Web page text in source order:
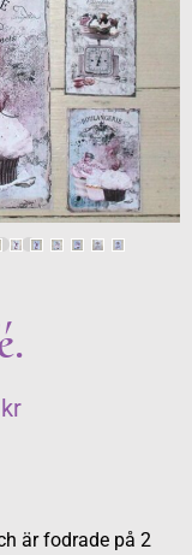
kr
är fodrade på 2